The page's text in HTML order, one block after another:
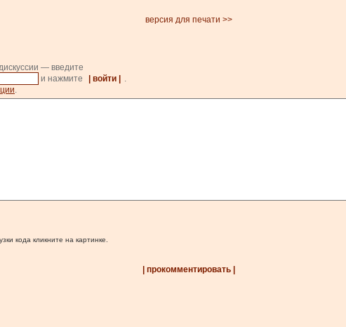
версия для печати >>
— введите
и нажмите | войти |
.
.
кода кликните на картинке.
| прокомментировать |